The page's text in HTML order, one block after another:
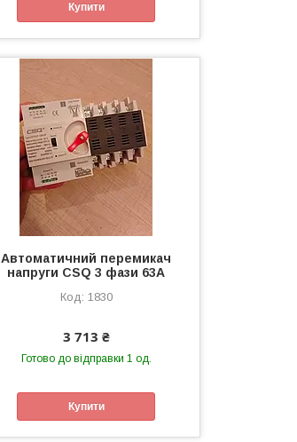
Купити
Автоматичний перемикач
напруги CSQ 3 фази 63А
1830
3 713 ₴
Готово до відправки 1 од.
Купити